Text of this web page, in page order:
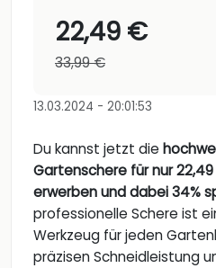
22,49 €
33,99 €
13.03.2024 - 20:01:53
Du kannst jetzt die
Gartenschere für nur
erwerben und dabei 34%
professionelle Schere ist
Werkzeug für jeden
präzisen Schneidleistung